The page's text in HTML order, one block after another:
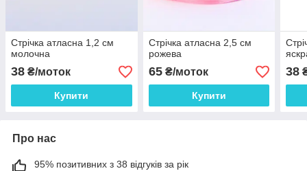
Стрічка атласна 1,2 см
молочна
38 ₴/моток
Купити
Стрічка атласна 2,5 см
рожева
65₴/моток
Купити
38
Про нас
95% позитивних з 38 відгуків за рік